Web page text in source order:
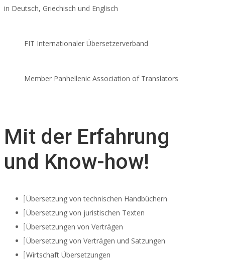
in Deutsch, Griechisch und Englisch
FIT Internationaler Übersetzerverband
Member Panhellenic Association of Translators
Mit der Erfahrung
und Know-how!
Übersetzung von technischen Handbüchern
Übersetzung von juristischen Texten
Übersetzungen von Verträgen
Übersetzung von Verträgen und Satzungen
Wirtschaft Übersetzungen